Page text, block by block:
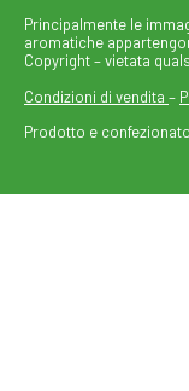
Principalmente le
aromatiche
Copyright – vietata
Condizioni di vendita –
Prodotto e